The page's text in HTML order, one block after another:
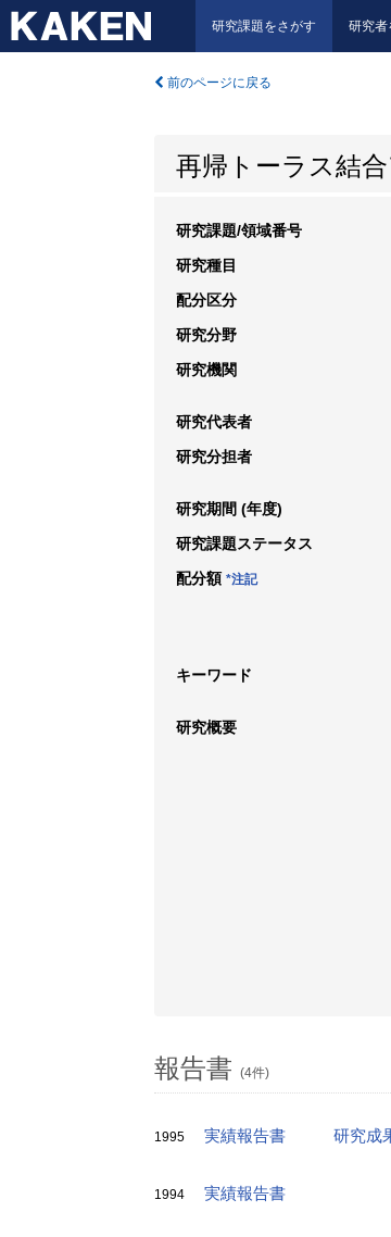
研究課題をさがす 研究者
前のページに戻る
再帰トーラス結
研究課題/領域番号
研究種目
配分区分
研究分野
研究機関
研究代表者
研究分担者
研究期間 (年度)
研究課題ステータス
配分額 *注記
キーワード
研究概要
報告書 (4件)
1995 実績報告書 研究成
1994 実績報告書